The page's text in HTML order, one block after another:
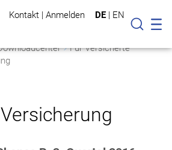
Kontakt | Anmelden DE | EN
Suche
Für Versicherte